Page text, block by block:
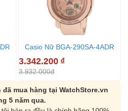
Casio Nữ BGA-290SA-4ADR
3.342.200 ₫
3.932.000đ
đã mua hàng tại WatchStore.vn
5 năm qua.